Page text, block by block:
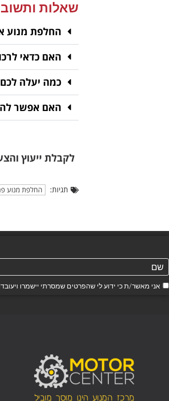
שאלות
החלפת מנוע
האם כדאי
כמה יעלה לכם
האם אפשר
לקבלת ייעוץ
תגיות: החלפת מנוע
אני מאשר/ת כי ידוע לי שהפרטים שמסרתי יישמרו ויעובדו בהתאם לחוק
מרכז המנוע הינו מוסך מוביל